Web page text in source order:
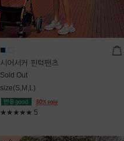
시어서커 핀턱팬츠
Sold Out
size(S,M,L)
★★★★★ 5